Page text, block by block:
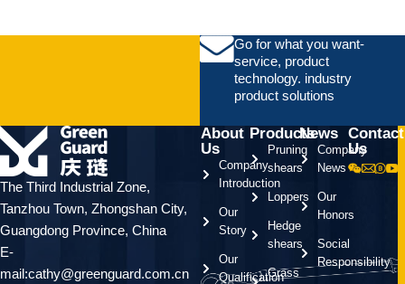
Go for what you want-
service, product
technology. industry
product solutions
The Third Industrial Zone,
Tanzhou Town, Zhongshan City,
Guangdong Province, China
E-
mail:cathy@greenguard.com.cn
About
Us
Company
Introduction
Our
Story
Our
Qualification
Products
Pruning
shears
Loppers
Hedge
shears
Grass
News
Company
News
Our
Honors
Social
Responsibility
Contact
Us